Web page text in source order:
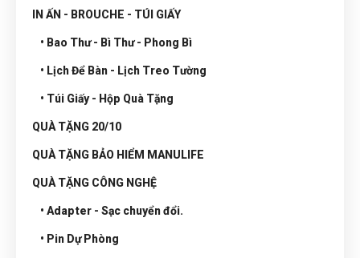
IN ẤN - BROUCHE - TÚI GIẤY
• Bao Thư - Bì Thư - Phong Bì
• Lịch Để Bàn - Lịch Treo Tường
• Túi Giấy - Hộp Quà Tặng
QUÀ TẶNG 20/10
QUÀ TẶNG BẢO HIỂM MANULIFE
QUÀ TẶNG CÔNG NGHỆ
• Adapter - Sạc chuyển đổi.
• Pin Dự Phòng